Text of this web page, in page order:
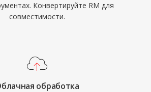
Конвертируйте RM для
совместимости.
обработка